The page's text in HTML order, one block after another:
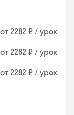
от 2282 ₽ / урок
от 2282 ₽ / урок
от 2282 ₽ / урок